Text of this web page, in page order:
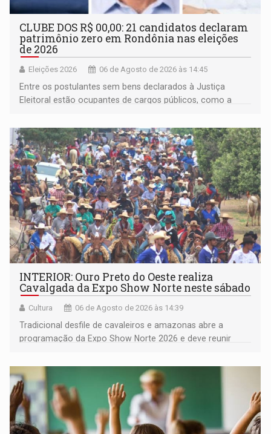
CLUBE DOS R$ 00,00: 21 candidatos declaram
patrimônio zero em Rondônia nas eleições
de 2026
Eleições 2026 06 de Agosto de 2026 às 14:45
Entre os postulantes sem bens declarados à Justiça
Eleitoral estão ocupantes de cargos públicos, como a
Pedro Geovar (PP) e a vice-prefeita Magna dos Anjos
(NOVO)
INTERIOR: Ouro Preto do Oeste realiza
Cavalgada da Expo Show Norte neste sábado
Cultura 06 de Agosto de 2026 às 14:39
Tradicional desfile de cavaleiros e amazonas abre a
programação da Expo Show Norte 2026 e deve reunir